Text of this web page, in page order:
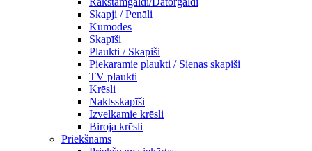
Skapji / Penāli
Kumodes
Skapīši
Plaukti / Skapiši
Piekaramie plaukti / Sienas skapiši
TV plaukti
Krēsli
Naktsskapīši
Izvelkamie krēsli
Biroja krēsli
Priekšnams